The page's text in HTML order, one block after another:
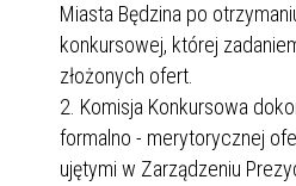
Miasta Będzina po
konkursowej, której
złożonych ofert.
Komisja Konkursowa
formalno - merytorycznej
ujętymi w Zarządzeniu